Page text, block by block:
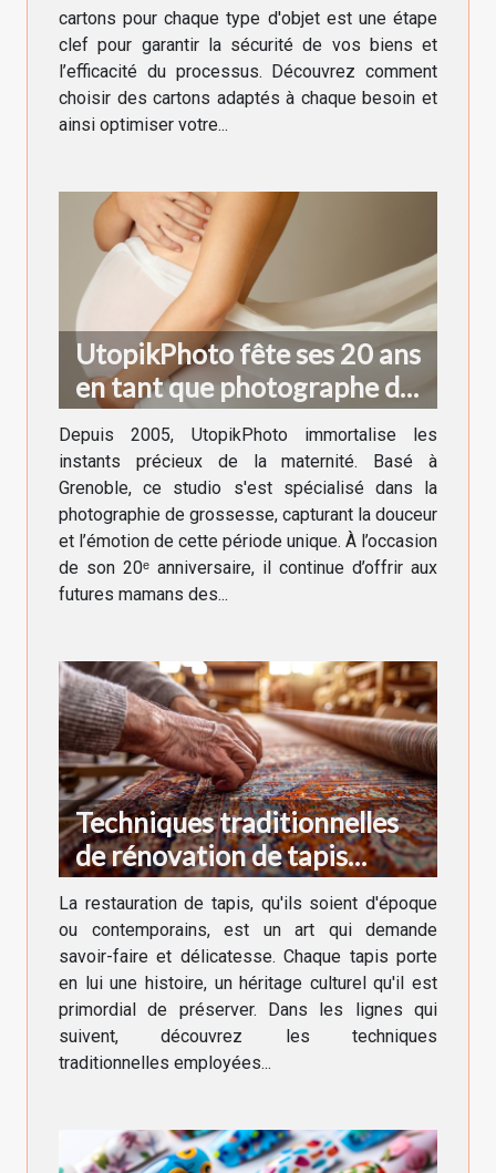
cartons pour chaque type d'objet est une étape
clef pour garantir la sécurité de vos biens et
l’efficacité du processus. Découvrez comment
choisir des cartons adaptés à chaque besoin et
ainsi optimiser votre...
UtopikPhoto fête ses 20 ans
en tant que photographe de
grossesse à Grenoble !
Depuis 2005, UtopikPhoto immortalise les
instants précieux de la maternité. Basé à
Grenoble, ce studio s'est spécialisé dans la
photographie de grossesse, capturant la douceur
et l’émotion de cette période unique. À l’occasion
de son 20ᵉ anniversaire, il continue d’offrir aux
futures mamans des...
Techniques traditionnelles
de rénovation de tapis
anciens et modernes
La restauration de tapis, qu'ils soient d'époque
ou contemporains, est un art qui demande
savoir-faire et délicatesse. Chaque tapis porte
en lui une histoire, un héritage culturel qu'il est
primordial de préserver. Dans les lignes qui
suivent, découvrez les techniques
traditionnelles employées...